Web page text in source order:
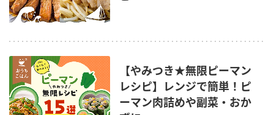
【やみつき★無限ピーマン
レシピ】レンジで簡単！ピ
ーマン肉詰めや副菜・おか